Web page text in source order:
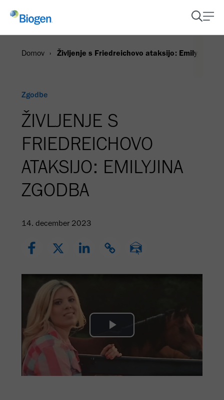
Domov Življenje s Friedreichovo ataksijo: Emilyjina
Zgodbe
ŽIVLJENJE S
FRIEDREICHOVO
ATAKSIJO: EMILYJINA
ZGODBA
14. december 2023
Play
Video